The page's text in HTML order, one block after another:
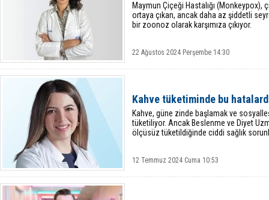
Maymun Çiçeği Hastalığı
ortaya çıkan, ancak daha az şiddetli
bir zoonoz olarak karşımıza çıkıyor.
22 Ağustos 2024 Perşembe 14:30
Kahve tüketiminde bu
Kahve, güne zinde başlamak ve
tüketiliyor. Ancak Beslenme ve Diyet
ölçüsüz tüketildiğinde ciddi sağlık
12 Temmuz 2024 Cuma 10:53